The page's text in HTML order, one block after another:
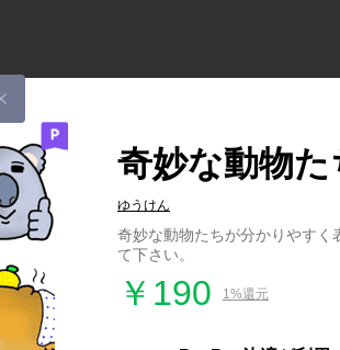
奇妙な動物た
ゆうけん
奇妙な動物たちが分かりやすく
て下さい。
￥190 1%還元